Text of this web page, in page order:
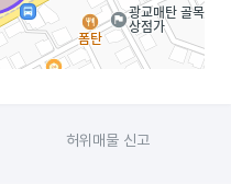
허위매물 신고